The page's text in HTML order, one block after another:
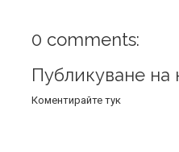
0 comments:
Публикуване на
Коментирайте тук